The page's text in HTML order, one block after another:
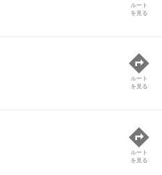
ルート
を見る
ルート
を見る
ルート
を見る